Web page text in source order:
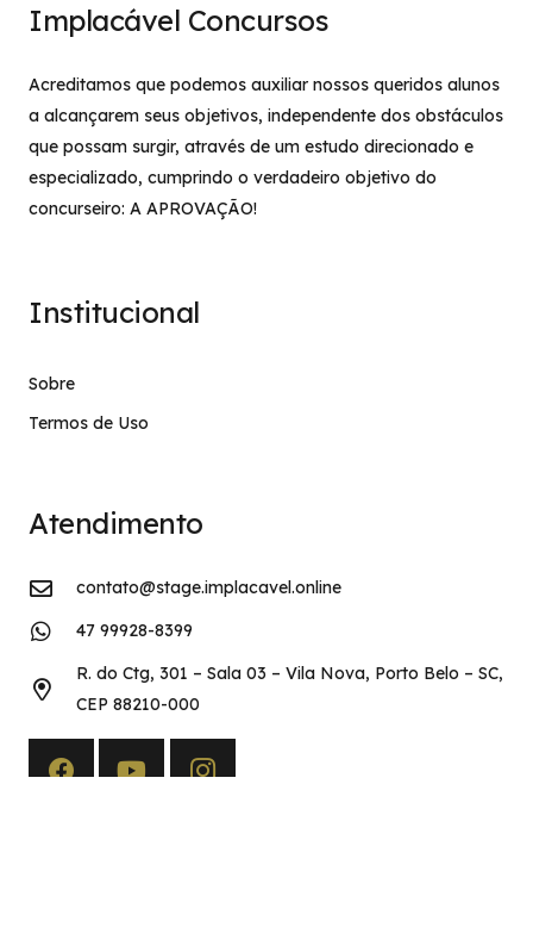
Implacável Concursos
Acreditamos que podemos auxiliar nossos queridos alunos
a alcançarem seus objetivos, independente dos obstáculos
que possam surgir, através de um estudo direcionado e
especializado, cumprindo o verdadeiro objetivo do
concurseiro: A APROVAÇÃO!
Institucional
Sobre
Termos de Uso
Atendimento
contato@stage.implacavel.online
47 99928-8399
R. do Ctg, 301 – Sala 03 – Vila Nova, Porto Belo – SC,
CEP 88210-000